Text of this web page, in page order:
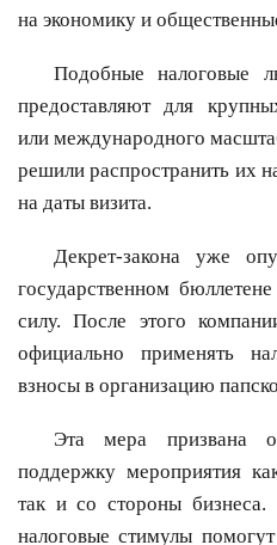
на экономику и
Подобные налоговые
предоставляют для
или международного
решили распространить их
на даты визита.
Декрет-закона уже
государственном
силу. После этого
официально применять
взносы в организацию
Эта мера призвана
поддержку мероприятия
так и со стороны бизнеса.
налоговые стимулы